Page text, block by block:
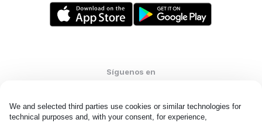
We and selected third parties use cookies or similar technologies for
technical purposes and, with your consent, for experience,
Síguenos en